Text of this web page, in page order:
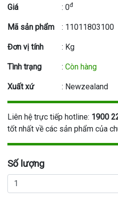
Giá : 0đ
Mã sản phẩm : 11011803100
Đơn vị tính : Kg
Tình trạng : Còn hàng
Xuất xứ : Newzealand
Liên hệ trực tiếp hotline: 1900
tốt nhất về các sản phẩm của
Số lượng